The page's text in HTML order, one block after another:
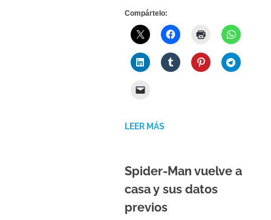
Compártelo:
LEER MÁS
Spider-Man vuelve a
casa y sus datos
previos